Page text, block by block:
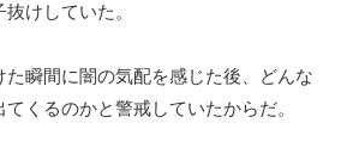
けしていた。
た瞬間に闇の気配を感じた後、どんな
くるのかと警戒していたからだ。